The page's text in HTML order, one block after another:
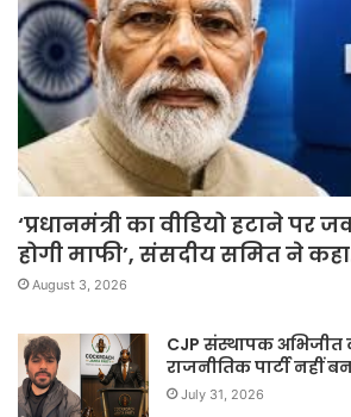
‘प्रधानमंत्री का वीडियो हटाने पर
होगी माफी’, संसदीय समित ने
August 3, 2026
CJP संस्थापक अभिजीत
राजनीतिक पार्टी नहीं
July 31, 2026